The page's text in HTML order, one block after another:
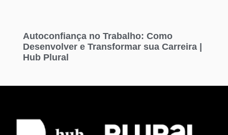
Autoconfiança no Trabalho: Como
Desenvolver e Transformar sua Carreira |
Hub Plural